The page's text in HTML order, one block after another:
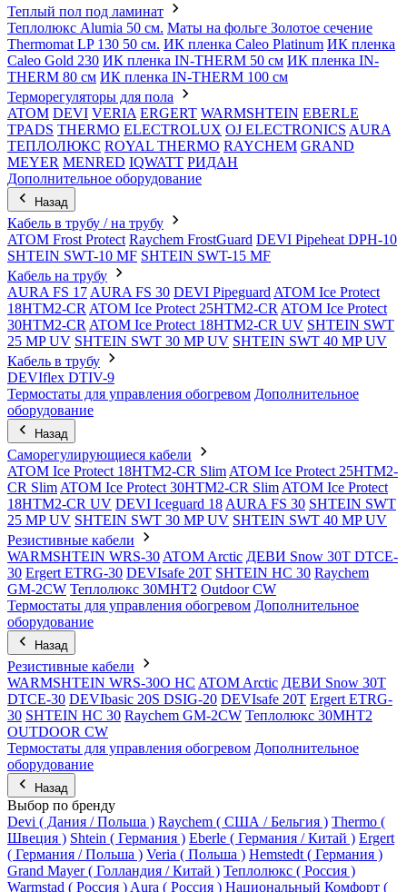
Теплый пол под ламинат
Теплолюкс Alumia 50 см. Маты на фольге Золотое сечение
Thermomat LP 130 50 cм. ИК пленка Caleo Platinum ИК пленка
Caleo Gold 230 ИК пленка IN-THERM 50 см ИК пленка IN-
THERM 80 см ИК пленка IN-THERM 100 см
Терморегуляторы для пола
ATOM DEVI VERIA ERGERT WARMSHTEIN EBERLE
TPADS THERMO ELECTROLUX OJ ELECTRONICS AURA
ТЕПЛОЛЮКС ROYAL THERMO RAYCHEM GRAND
MEYER MENRED IQWATT РИДАН
Дополнительное оборудование
Назад
Кабель в трубу / на трубу
ATOM Frost Protect Raychem FrostGuard DEVI Pipeheat DPH-10
SHTEIN SWT-10 MF SHTEIN SWT-15 MF
Кабель на трубу
AURA FS 17 AURA FS 30 DEVI Pipeguard ATOM Ice Protect
18HTM2-CR ATOM Ice Protect 25HTM2-CR ATOM Ice Protect
30HTM2-CR ATOM Ice Protect 18HTM2-CR UV SHTEIN SWT
25 MP UV SHTEIN SWT 30 MP UV SHTEIN SWT 40 MP UV
Кабель в трубу
DEVIflex DTIV-9
Термостаты для управления обогревом Дополнительное
оборудование
Назад
Саморегулирующиеся кабели
ATOM Ice Protect 18HTM2-CR Slim ATOM Ice Protect 25HTM2-
CR Slim ATOM Ice Protect 30HTM2-CR Slim ATOM Ice Protect
18HTM2-CR UV DEVI Iceguard 18 AURA FS 30 SHTEIN SWT
25 MP UV SHTEIN SWT 30 MP UV SHTEIN SWT 40 MP UV
Резистивные кабели
WARMSHTEIN WRS-30 ATOM Arctic ДЕВИ Snow 30T DTCE-
30 Ergert ETRG-30 DEVIsafe 20T SHTEIN HC 30 Raychem
GM-2CW Теплолюкс 30МНТ2 Outdoor CW
Термостаты для управления обогревом Дополнительное
оборудование
Назад
Резистивные кабели
WARMSHTEIN WRS-30O HC ATOM Arctic ДЕВИ Snow 30T
DTCE-30 DEVIbasic 20S DSIG-20 DEVIsafe 20T Ergert ETRG-
30 SHTEIN HC 30 Raychem GM-2CW Теплолюкс 30МНТ2
OUTDOOR CW
Термостаты для управления обогревом Дополнительное
оборудование
Назад
Выбор по бренду
Devi ( Дания / Польша ) Raychem ( США / Бельгия ) Thermo (
Швеция ) Shtein ( Германия ) Eberle ( Германия / Китай ) Ergert
( Германия / Польша ) Veria ( Польша ) Hemstedt ( Германия )
Grand Mayer ( Голландия / Китай ) Теплолюкс ( Россия )
Warmstad ( Россия ) Aura ( Россия ) Национальный Комфорт (